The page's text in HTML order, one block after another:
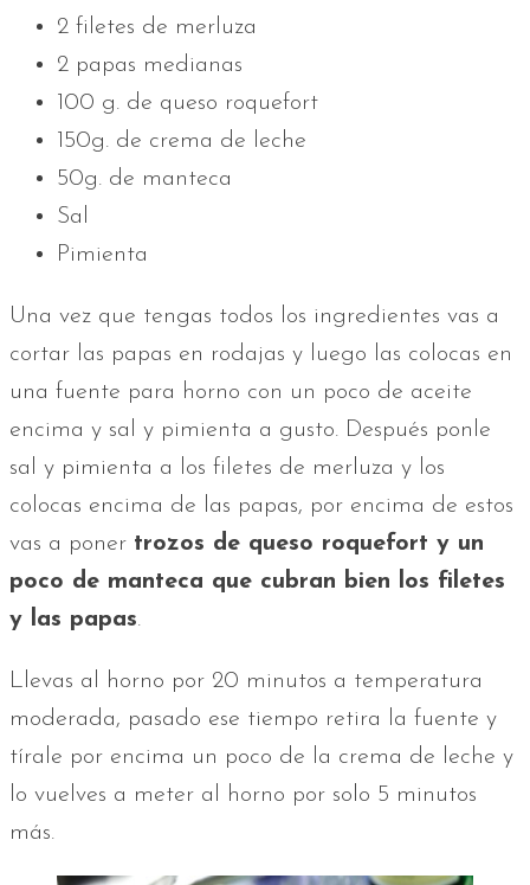
2 filetes de merluza
2 papas medianas
100 g. de queso roquefort
150g. de crema de leche
50g. de manteca
Sal
Pimienta
Una vez que tengas todos los ingredientes vas a
cortar las papas en rodajas y luego las colocas en
una fuente para horno con un poco de aceite
encima y sal y pimienta a gusto. Después ponle
sal y pimienta a los filetes de merluza y los
colocas encima de las papas, por encima de estos
vas a poner trozos de queso roquefort y un
poco de manteca que cubran bien los filetes
y las papas.
Llevas al horno por 20 minutos a temperatura
moderada, pasado ese tiempo retira la fuente y
tírale por encima un poco de la crema de leche y
lo vuelves a meter al horno por solo 5 minutos
más.